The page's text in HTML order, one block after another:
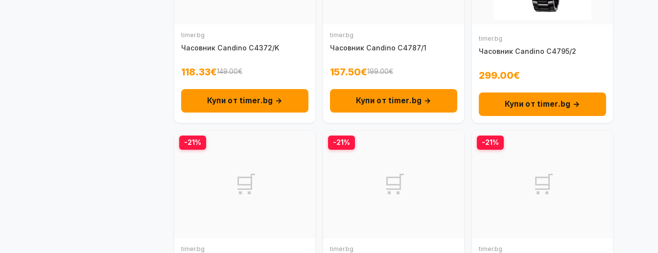
timer.bg
Часовник Candino C4372/K
118.33€149.00€
Купи от timer.bg →
timer.bg
Часовник Candino C4787/1
157.50€199.00€
Купи от timer.bg →
timer.bg
Часовник Candino C4795/2
299.00€
Купи от timer.bg →
-21%
🛒
timer.bg
-21%
🛒
timer.bg
-21%
🛒
timer.bg